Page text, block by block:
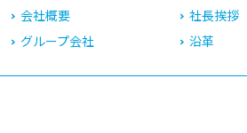
会社概要 社長挨拶
グループ会社
沿革